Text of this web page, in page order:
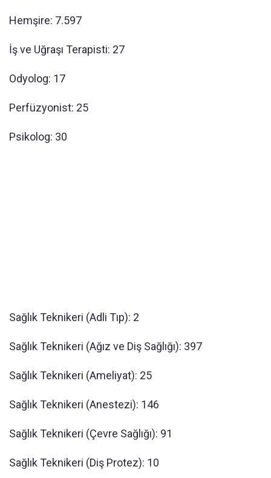
Hemşire: 7.597
İş ve Uğraşı Terapisti: 27
Odyolog: 17
Perfüzyonist: 25
Psikolog: 30
Sağlık Teknikeri (Adli Tıp): 2
Sağlık Teknikeri (Ağız ve Diş Sağlığı): 397
Sağlık Teknikeri (Ameliyat): 25
Sağlık Teknikeri (Anestezi): 146
Sağlık Teknikeri (Çevre Sağlığı): 91
Sağlık Teknikeri (Diş Protez): 10